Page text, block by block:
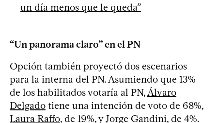
un día menos que le queda”
“Un panorama claro” en el PN
Opción también proyectó dos escenarios
para la interna del PN. Asumiendo que 13%
de los habilitados votaría al PN, Álvaro
Delgado tiene una intención de voto de 68%,
Laura Raffo, de 19%, y Jorge Gandini, de 4%.